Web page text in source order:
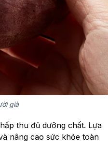
già
thu đủ dưỡng chất. Lựa
nâng cao sức khỏe toàn